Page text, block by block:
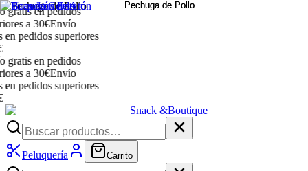
en pedidos
a 30€Envío
pedidos superiores
en pedidos
a 30€Envío
pedidos superiores
Snack &Boutique
Peluquería Carrito